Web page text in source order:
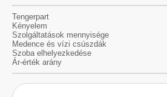
Tengerpart
Kényelem
Szolgáltatások mennyisége
Medence és vízi csúszdák
Szoba elhelyezkedése
Ár-érték arány